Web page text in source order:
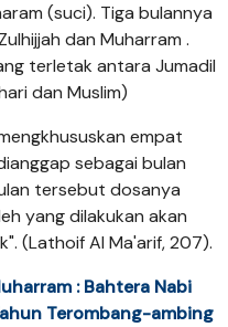
(suci). Tiga bulannya
dan Muharram .
terletak antara Jumadil
dan Muslim)
empat
sebagai bulan
tersebut dosanya
yang dilakukan akan
(Lathoif Al Ma'arif, 207).
: Bahtera Nabi
Terombang-ambing